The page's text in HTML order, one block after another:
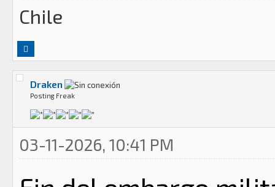
Chile
Draken
Posting Freak
03-11-2026, 10:41 PM